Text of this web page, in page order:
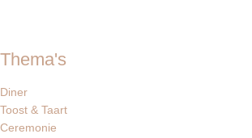
Thema's
Diner
Toost & Taart
Ceremonie